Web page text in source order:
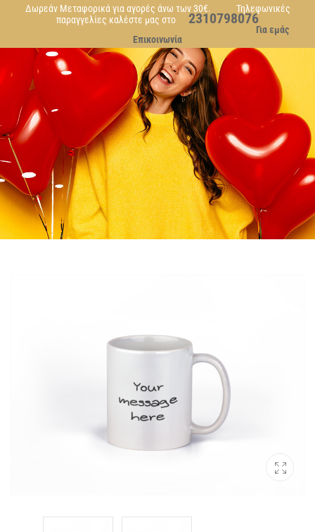
Δωρεάν Μεταφορικά για αγορές άνω των 30€. Τηλεφωνικές
παραγγελίες καλέστε μας στο 2310798076
Για εμάς
Επικοινωνία